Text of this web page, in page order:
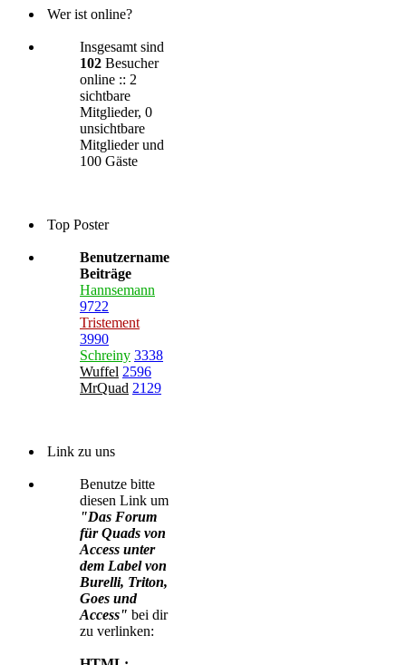
Wer ist online?
Insgesamt sind
102Besucher
online :: 2
sichtbare
Mitglieder, 0
unsichtbare
Mitglieder und
100 Gäste
Top Poster
Benutzername
Beiträge
Hannsemann
9722
Tristement
3990
Schreiny 3338
Wuffel 2596
MrQuad 2129
Link zu uns
Benutze bitte
diesen Link um
"Das Forum
für Quads von
Access unter
dem Label von
Burelli, Triton,
Goes und
Access"bei dir
zu verlinken:
HTML: